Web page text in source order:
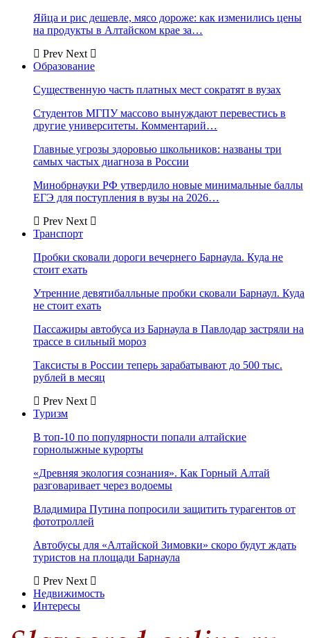
Яйца и рис дешевле, мясо дороже: как изменились цены
на продукты в Алтайском крае за…
Prev Next
Образование
Существенную часть платных мест сократят в вузах
Студентов МГПУ массово вынуждают перевестись в
другие университеты. Комментарий…
Главные угрозы здоровью школьников: названы три
самых частых диагноза в России
Минобрнауки РФ утвердило новые минимальные баллы
ЕГЭ для поступления в вузы на 2026…
Prev Next
Транспорт
Пробки сковали дороги вечернего Барнаула. Куда не
стоит ехать
Утренние девятибалльные пробки сковали Барнаул. Куда
не стоит ехать
Пассажиры автобуса из Барнаула в Павлодар застряли на
трассе в сильный мороз
Таксисты в России теперь зарабатывают до 500 тыс.
рублей в месяц
Prev Next
Туризм
В топ-10 по популярности попали алтайские
горнолыжные курорты
«Древняя экология сознания». Как Горный Алтай
разговаривает через водоемы
Владимира Путина попросили защитить турагентов от
фототроллей
Автобусы для «Алтайской Зимовки» скоро будут ждать
туристов на площади Барнаула
Prev Next
Недвижимость
Интересы